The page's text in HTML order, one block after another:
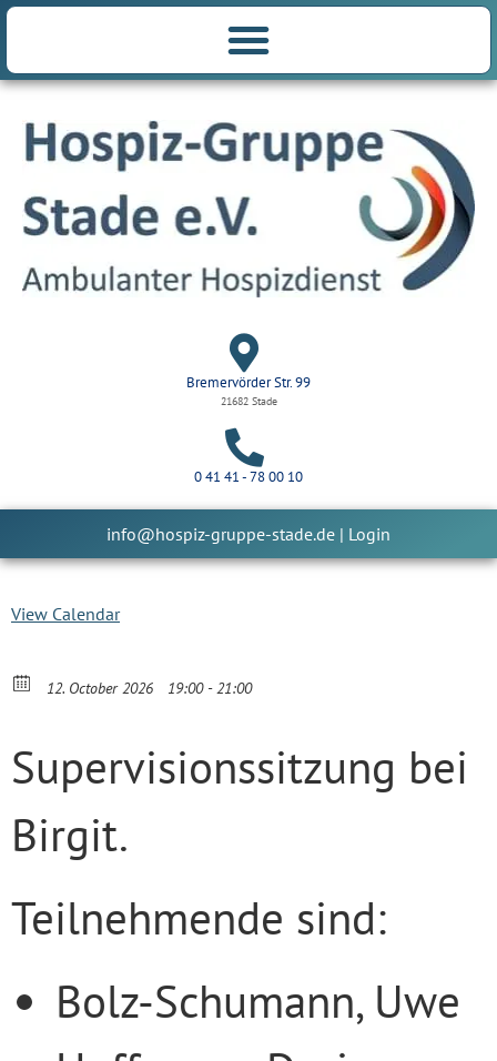
Bremervörder Str. 99
21682 Stade
0 41 41 - 78 00 10
info@hospiz-gruppe-stade.de | Login
View Calendar
12. October 2026 19:00 - 21:00
Supervisionssitzung bei
Birgit.
Teilnehmende sind:
Bolz-Schumann, Uwe